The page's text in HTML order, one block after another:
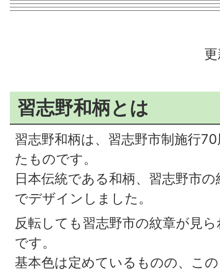
習志野和柄とは
習志野和柄は、習志野市制施行
たものです。
日本伝統である和柄、習志野市
でデザインしました。
反転しても習志野市の紋章が見
です。
基本色は定めているものの、こ